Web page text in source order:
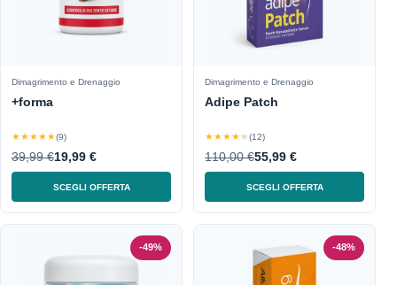
Dimagrimento e Drenaggio
+forma
★★★★★(9)
39,99 €19,99 €
SCEGLI OFFERTA
Dimagrimento e Drenaggio
Adipe Patch
★★★★★(12)
110,00 €55,99 €
SCEGLI OFFERTA
-49% -48%